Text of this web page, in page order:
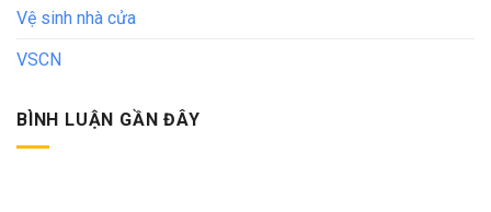
Vệ sinh nhà cửa
VSCN
BÌNH LUẬN GẦN ĐÂY